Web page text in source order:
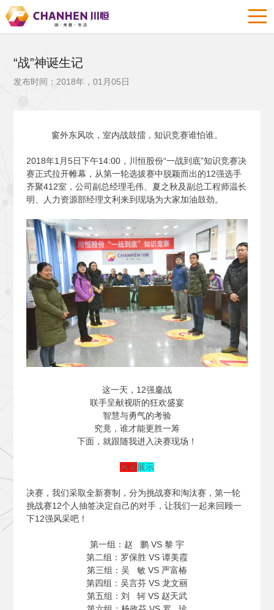
“战”神诞生记
发布时间：2018年，01月05日
窗外东风吹，室内战鼓擂，知识竞赛谁怕谁。
2018年1月5日下午14:00，川恒股份“一战到底”知识竞赛决
赛正式拉开帷幕，从第一轮选拔赛中脱颖而出的12强选手
齐聚412室，公司副总经理毛伟、夏之秋及副总工程师温长
明、人力资源部经理文利来到现场为大家加油鼓劲。
这一天，12强鏖战
联手呈献视听的狂欢盛宴
智慧与勇气的考验
究竟，谁才能更胜一筹
下面，就跟随我进入决赛现场！
风采展示
决赛，我们采取全新赛制，分为挑战赛和淘汰赛，第一轮
挑战赛12个人抽签决定自己的对手，让我们一起来回顾一
下12强风采吧！
第一组：赵 鹏 VS 黎 宇
第二组：罗保胜 VS 谭美霞
第三组：吴 敏 VS 严富椿
第四组：吴言芬 VS 龙文丽
第五组：刘 轲 VS 赵天武